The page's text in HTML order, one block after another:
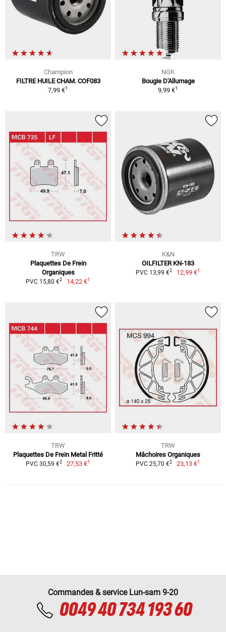
Champion
FILTRE HUILE CHAM. COF083
7,99 €1
NGK
Bougie D'Allumage
9,99 €1
TRW
Plaquettes De Frein
Organiques
PVC 15,80 €2 14,22 €1
K&N
OILFILTER KN-183
PVC 13,99 €2 12,99 €1
TRW
Plaquettes De Frein Metal Fritté
PVC 30,59 €2 27,53 €1
TRW
Mâchoires Organiques
PVC 25,70 €2 23,13 €1
Commandes & service Lun-sam 9-20
0049 40 734 193 60